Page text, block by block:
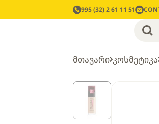
995 (32) 2 61 11 51
მთავარი კოსმეტიკა